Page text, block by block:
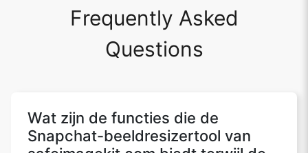
Frequently Asked
Questions
Wat zijn de functies die de
Snapchat-beeldresizertool van